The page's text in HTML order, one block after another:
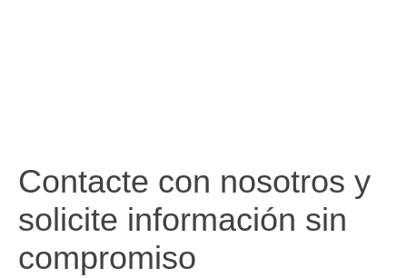
Contacte con nosotros y
solicite información sin
compromiso